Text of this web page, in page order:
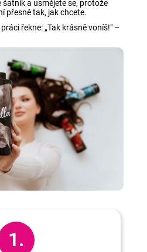
a usmějete se, protože
přesně tak, jak chcete.
řekne: „Tak krásně voníš!" –
na to?
1.